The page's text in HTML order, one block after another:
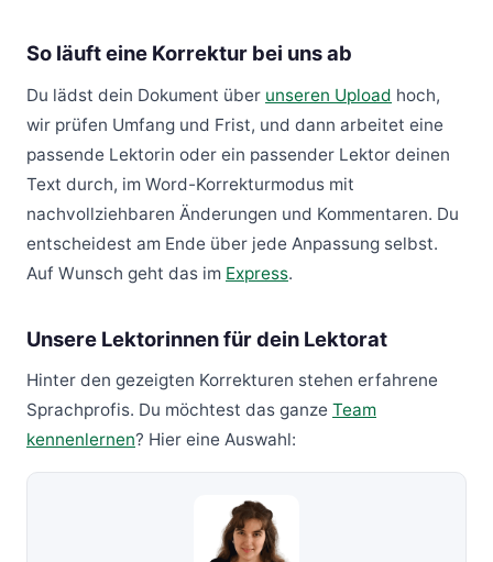
So läuft eine Korrektur bei uns ab
Du lädst dein Dokument über unseren Upload hoch,
wir prüfen Umfang und Frist, und dann arbeitet eine
passende Lektorin oder ein passender Lektor deinen
Text durch, im Word-Korrekturmodus mit
nachvollziehbaren Änderungen und Kommentaren. Du
entscheidest am Ende über jede Anpassung selbst.
Auf Wunsch geht das im Express.
Unsere Lektorinnen für dein Lektorat
Hinter den gezeigten Korrekturen stehen erfahrene
Sprachprofis. Du möchtest das ganze Team
kennenlernen? Hier eine Auswahl: